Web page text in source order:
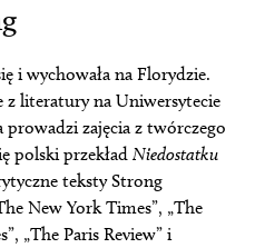
i wychowała na Florydzie.
z literatury na Uniwersytecie
prowadzi zajęcia z twórczego
polski przekład Niedostatku
teksty Strong
New York Times”, „The
„The Paris Review” i